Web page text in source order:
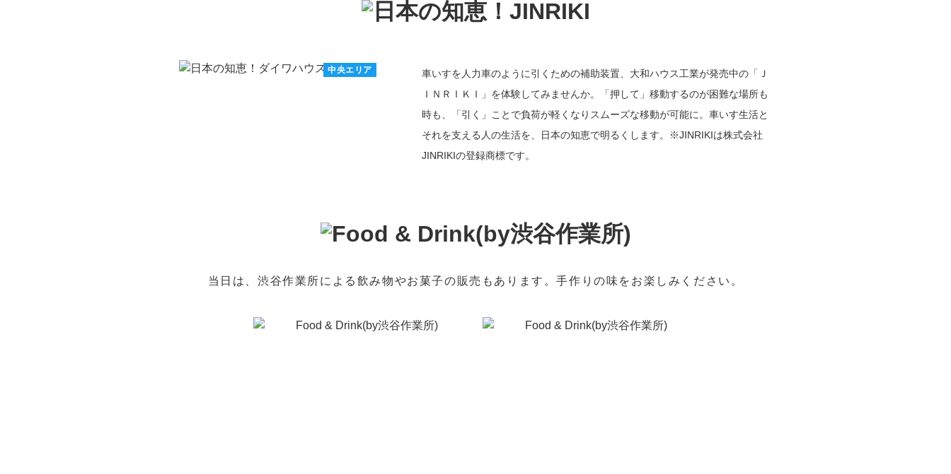
中央エリア
車いすを人力車のように引くための補助装置、大和ハウス工業が発売中の「Ｊ
ＩＮＲＩＫＩ」を体験してみませんか。「押して」移動するのが困難な場所も
時も、「引く」ことで負荷が軽くなりスムーズな移動が可能に。車いす生活と
それを支える人の生活を、日本の知恵で明るくします。※JINRIKIは株式会社
JINRIKIの登録商標です。
当日は、渋谷作業所による飲み物やお菓子の販売もあります。手作りの味をお楽しみください。